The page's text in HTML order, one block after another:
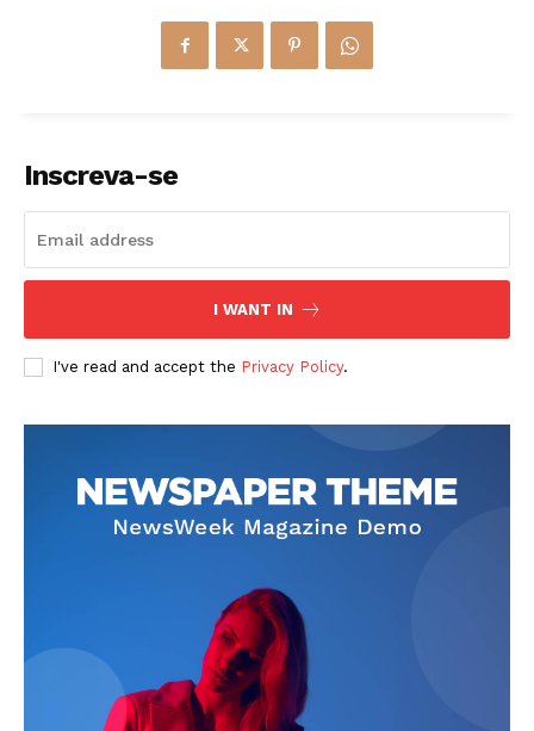
Inscreva-se
I WANT IN
I've read and accept the Privacy Policy.